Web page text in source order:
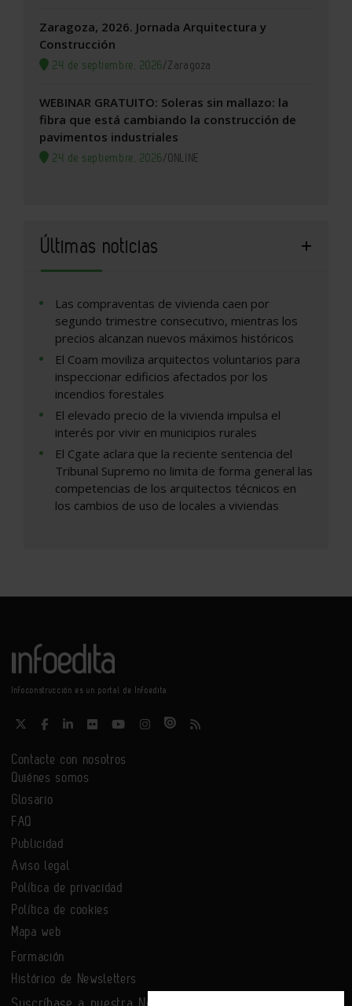
Zaragoza, 2026. Jornada Arquitectura y
Construcción
24 de septiembre, 2026/Zaragoza
WEBINAR GRATUITO: Soleras sin mallazo: la
fibra que está cambiando la construcción de
pavimentos industriales
24 de septiembre, 2026/ONLINE
Últimas noticias
Las compraventas de vivienda caen por
segundo trimestre consecutivo, mientras los
precios alcanzan nuevos máximos históricos
El Coam moviliza arquitectos voluntarios para
inspeccionar edificios afectados por los
incendios forestales
El elevado precio de la vivienda impulsa el
interés por vivir en municipios rurales
El Cgate aclara que la reciente sentencia del
Tribunal Supremo no limita de forma general las
competencias de los arquitectos técnicos en
los cambios de uso de locales a viviendas
Infoconstrucción es un portal de Infoedita
Contacte con nosotros
Quiénes somos
Glosario
FAQ
Publicidad
Aviso legal
Política de privacidad
Política de cookies
Mapa web
Formación
Histórico de Newsletters